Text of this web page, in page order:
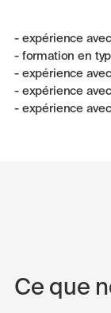
- expérience
- formation en
- expérience
- expérience
- expérience
Ce que